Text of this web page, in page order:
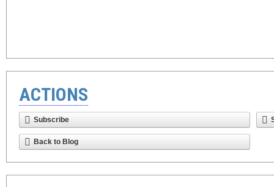
ACTIONS
Subscribe
Back to Blog